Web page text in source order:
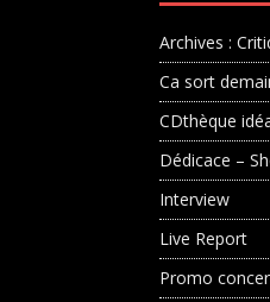
Archives :
Ca sort
CDthèque
Dédicace –
Interview
Live Report
Promo